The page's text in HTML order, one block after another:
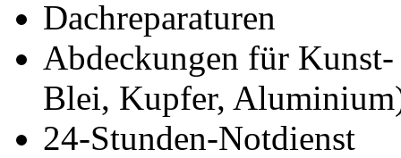
Dachreparaturen
Abdeckungen für
Blei, Kupfer,
24-Stunden-Notdienst